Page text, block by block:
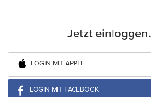
Jetzt einloggen.
LOGIN MIT APPLE
LOGIN MIT FACEBOOK